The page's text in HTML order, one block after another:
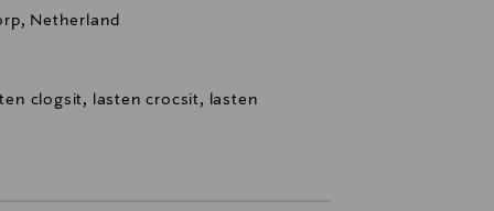
Netherland
clogsit, lasten crocsit, lasten